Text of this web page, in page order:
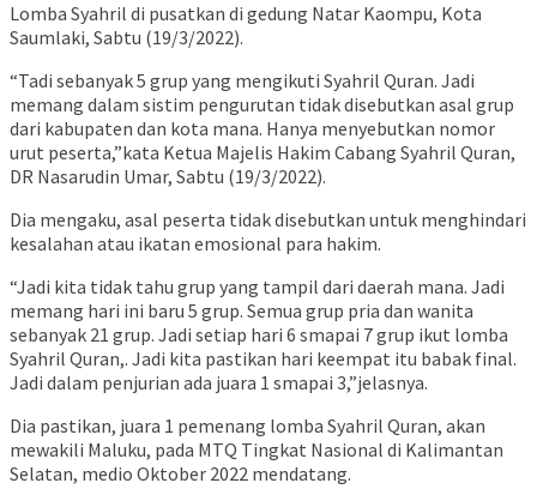
Lomba Syahril di pusatkan di gedung Natar Kaompu, Kota
Saumlaki, Sabtu (19/3/2022).
“Tadi sebanyak 5 grup yang mengikuti Syahril Quran. Jadi
memang dalam sistim pengurutan tidak disebutkan asal grup
dari kabupaten dan kota mana. Hanya menyebutkan nomor
urut peserta,”kata Ketua Majelis Hakim Cabang Syahril Quran,
DR Nasarudin Umar, Sabtu (19/3/2022).
Dia mengaku, asal peserta tidak disebutkan untuk menghindari
kesalahan atau ikatan emosional para hakim.
“Jadi kita tidak tahu grup yang tampil dari daerah mana. Jadi
memang hari ini baru 5 grup. Semua grup pria dan wanita
sebanyak 21 grup. Jadi setiap hari 6 smapai 7 grup ikut lomba
Syahril Quran,. Jadi kita pastikan hari keempat itu babak final.
Jadi dalam penjurian ada juara 1 smapai 3,”jelasnya.
Dia pastikan, juara 1 pemenang lomba Syahril Quran, akan
mewakili Maluku, pada MTQ Tingkat Nasional di Kalimantan
Selatan, medio Oktober 2022 mendatang.